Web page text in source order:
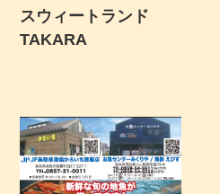
スウィートランド
TAKARA